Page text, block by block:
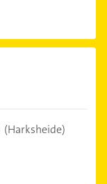
(Harksheide)